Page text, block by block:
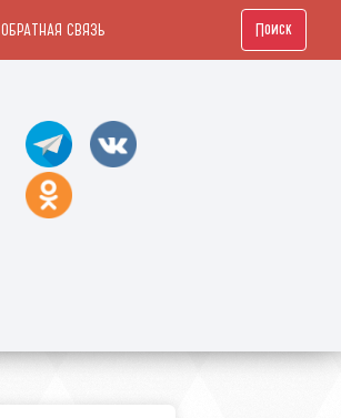
ОБРАТНАЯ СВЯЗЬ Поиск